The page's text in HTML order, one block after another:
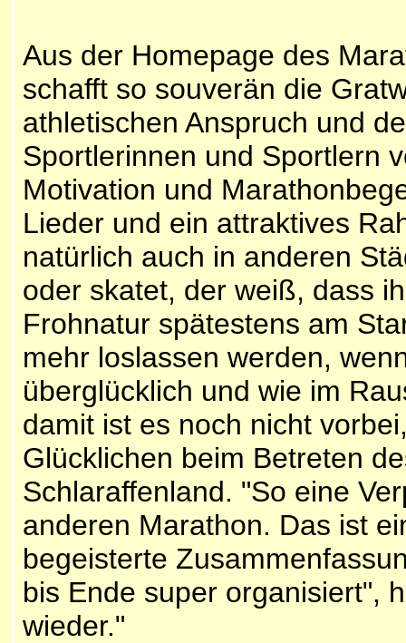
Aus der Homepage des
schafft so souverän die
athletischen Anspruch und
Sportlerinnen und Sportlern
Motivation und
Lieder und ein attraktives
natürlich auch in anderen
oder skatet, der weiß, dass
Frohnatur spätestens am
mehr loslassen werden,
überglücklich und wie im
damit ist es noch nicht
Glücklichen beim Betreten
Schlaraffenland. "So eine
anderen Marathon. Das ist
begeisterte
bis Ende super organisiert",
wieder."